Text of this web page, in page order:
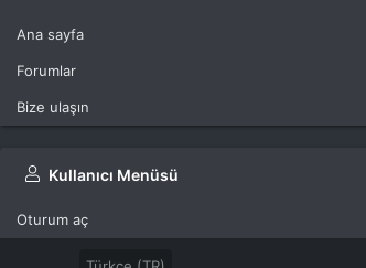
Ana sayfa
Forumlar
Bize ulaşın
Kullanıcı Menüsü
Oturum aç